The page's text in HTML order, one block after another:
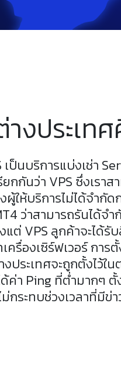
งประเทศ
เป็นบริการแบ่งเช่า
ยกกันว่า VPS ซึ่งเร
ผู้ให้บริการไม่ได้จำกั
ว่าสามารถรันได้จ
ต่ VPS ลูกค้าจะได้รั
ครื่องเซิร์ฟเวอร์ กา
งประเทศจะถูกตั้งไว้ใ
ด้ค่า Ping ที่ต่ำมากๆ
ม่กระทบช่วงเวลาที่มีข่